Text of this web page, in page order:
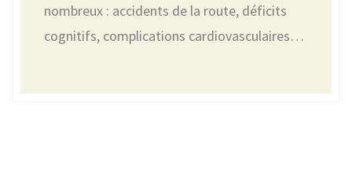
nombreux : accidents de la route, déficits
cognitifs, complications cardiovasculaires…